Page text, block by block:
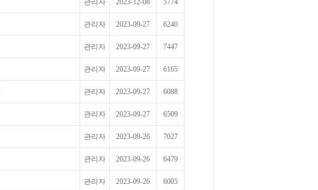
관리자 2023-12-08 5774
관리자 2023-09-27 6240
관리자 2023-09-27 7447
관리자 2023-09-27 6165
관리자 2023-09-27 6088
관리자 2023-09-27 6509
관리자 2023-09-26 7027
관리자 2023-09-26 6479
관리자 2023-09-26 6005